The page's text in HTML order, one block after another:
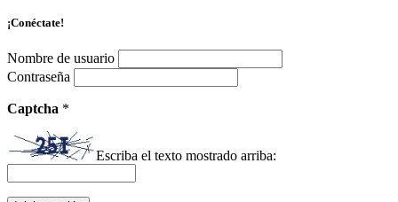
¡Conéctate!
Nombre de usuario
Contraseña
Captcha *
Escriba el texto mostrado arriba: